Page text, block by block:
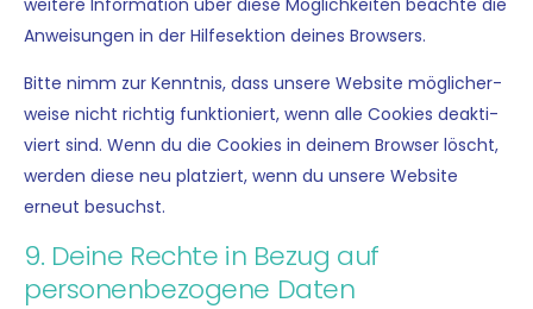
wei­te­re Infor­ma­ti­on über die­se Mög­lich­kei­ten beach­te die
Anwei­sun­gen in der Hilf­e­sek­ti­on dei­nes Browsers.
Bit­te nimm zur Kennt­nis, dass unse­re Web­site mög­li­cher­
wei­se nicht rich­tig funk­tio­niert, wenn alle Coo­kies deak­ti­
viert sind. Wenn du die Coo­kies in dei­nem Brow­ser löscht,
wer­den die­se neu plat­ziert, wenn du unse­re Web­site
erneut besuchst.
9. Deine Rechte in Bezug auf
personenbezogene Daten